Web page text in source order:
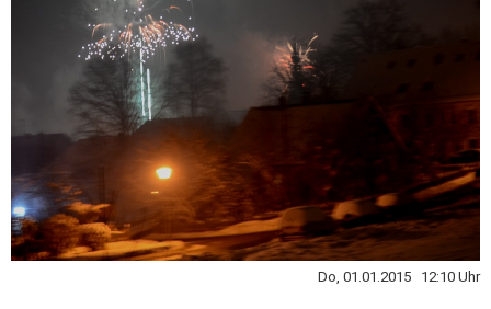
Do, 01.01.2015 12:10 Uhr